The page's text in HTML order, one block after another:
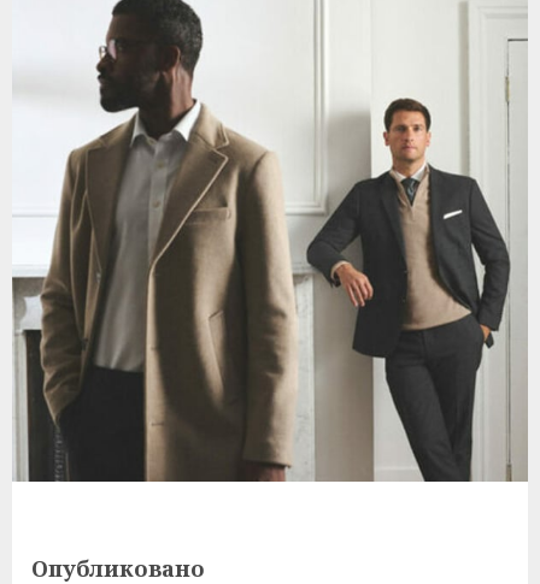
Опубликовано